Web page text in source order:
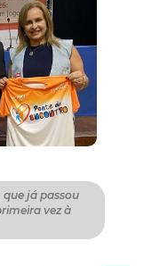
que já passou
vez à